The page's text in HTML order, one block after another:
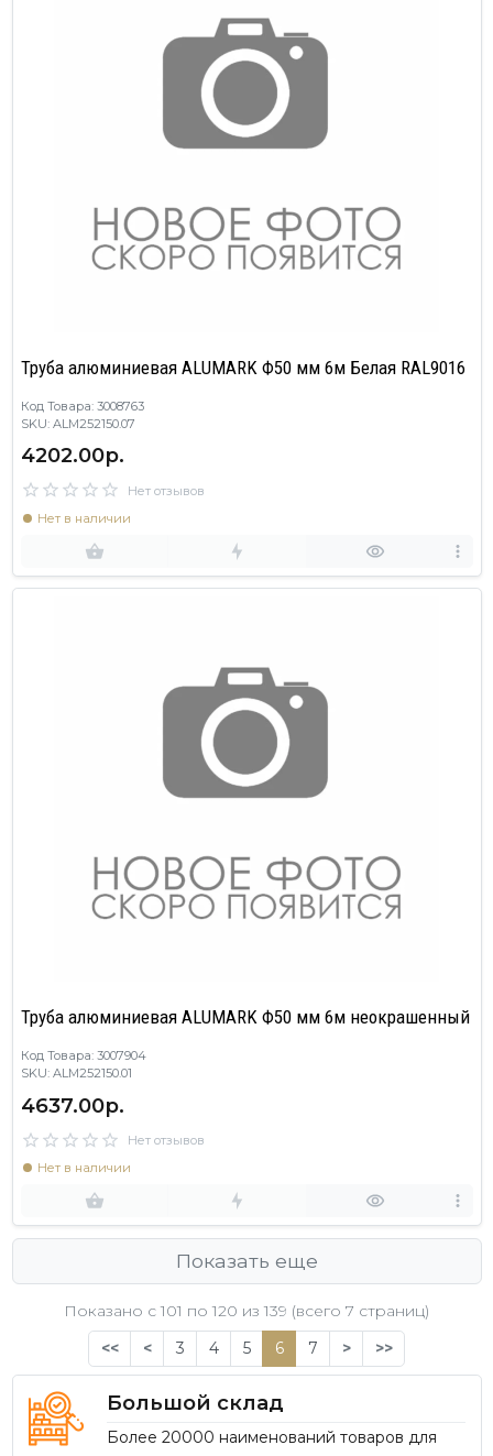
Труба алюминиевая ALUMARK Ф50 мм 6м Белая RAL9016
Код Товара: 3008763
SKU: ALM252150.07
4202.00р.
Нет отзывов
Нет в наличии
Труба алюминиевая ALUMARK Ф50 мм 6м неокрашенный
Код Товара: 3007904
SKU: ALM252150.01
4637.00р.
Нет отзывов
Нет в наличии
Показать еще
Показано с 101 по120 из 139 (всего 7 страниц)
<<
< 3 4 5 6 7 > >>
Большой склад
Более 20000 наименований товаров для